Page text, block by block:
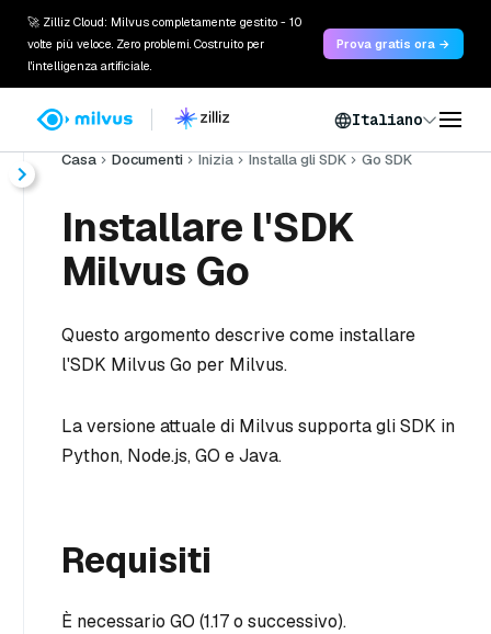
🚀 Zilliz Cloud: Milvus completamente gestito - 10
volte più veloce. Zero problemi. Costruito per
l'intelligenza artificiale.
Prova gratis ora →
Italiano
Casa Documenti Inizia Installa gli SDK Go SDK
Installare l'SDK
Milvus Go
Questo argomento descrive come installare
l'SDK Milvus Go per Milvus.
La versione attuale di Milvus supporta gli SDK in
Python, Node.js, GO e Java.
Requisiti
È necessario GO (1.17 o successivo).